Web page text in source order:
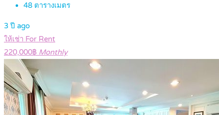
48 ตารางเมตร
3 ปี ago
ให้เช่า For Rent
220,000฿ Monthly